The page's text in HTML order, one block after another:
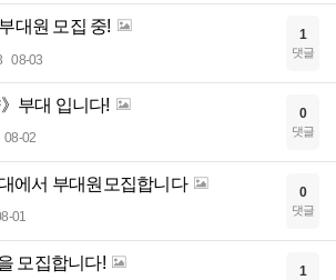
대원 모집 중!
08-03
1
댓글
부대 입니다!
08-02
0
댓글
에서 부대원모집합니다
01
0
댓글
모집합니다! 1